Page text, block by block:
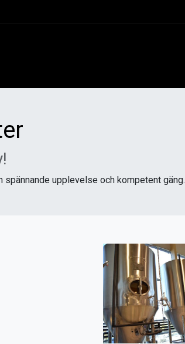
upplevelse och kompetent gäng.